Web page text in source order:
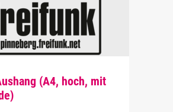
(A4, hoch, mit